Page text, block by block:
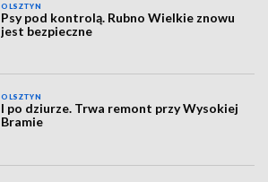
OLSZTYN
Psy pod kontrolą. Rubno Wielkie znowu
jest bezpieczne
OLSZTYN
I po dziurze. Trwa remont przy Wysokiej
Bramie